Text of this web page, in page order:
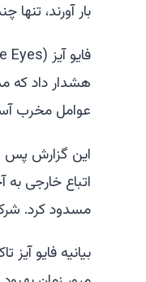
بار آورند، تنها
هشدار داد که
عوامل مخرب
این گزارش پس
مسدود کرد.
بیانیه فایو